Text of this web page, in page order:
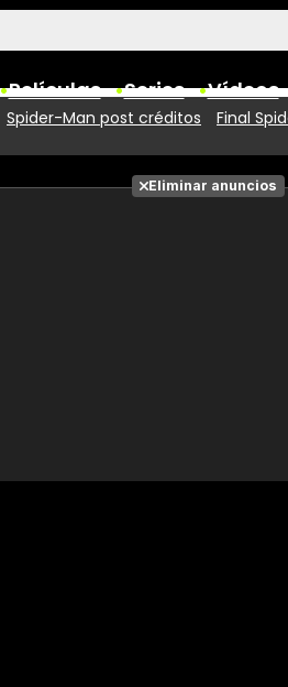
Películas Series Vídeos
Spider-Man post créditos Final
Eliminar anuncios